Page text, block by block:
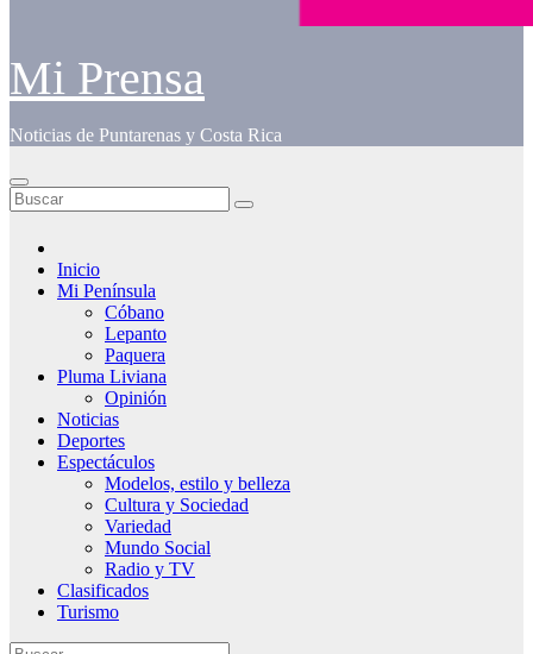
Mi Prensa
Noticias de Puntarenas y Costa Rica
Inicio
Mi Península
Cóbano
Lepanto
Paquera
Pluma Liviana
Opinión
Noticias
Deportes
Espectáculos
Modelos, estilo y belleza
Cultura y Sociedad
Variedad
Mundo Social
Radio y TV
Clasificados
Turismo